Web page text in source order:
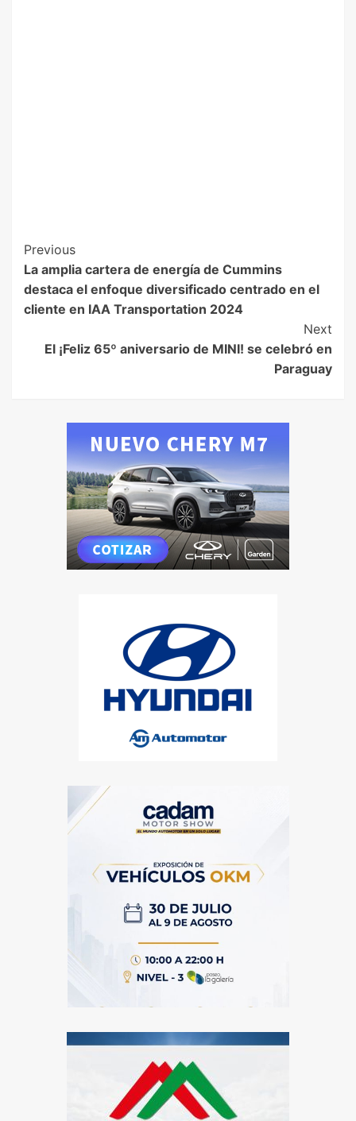
Previous
La amplia cartera de energía de Cummins
destaca el enfoque diversificado centrado en el
cliente en IAA Transportation 2024
Next
El ¡Feliz 65º aniversario de MINI! se celebró en
Paraguay